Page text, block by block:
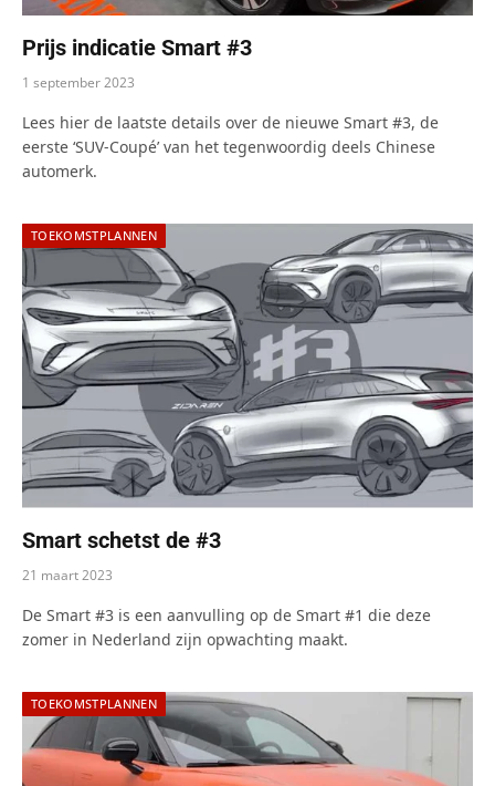
Prijs indicatie Smart #3
1 september 2023
Lees hier de laatste details over de nieuwe Smart #3, de
eerste ‘SUV-Coupé’ van het tegenwoordig deels Chinese
automerk.
TOEKOMSTPLANNEN
Smart schetst de #3
21 maart 2023
De Smart #3 is een aanvulling op de Smart #1 die deze
zomer in Nederland zijn opwachting maakt.
TOEKOMSTPLANNEN